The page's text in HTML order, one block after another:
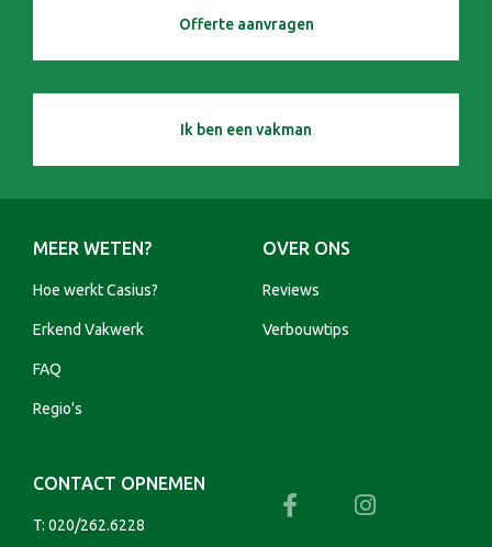
Offerte aanvragen
Ik ben een vakman
MEER WETEN?
Hoe werkt Casius?
Erkend Vakwerk
FAQ
Regio's
OVER ONS
Reviews
Verbouwtips
CONTACT OPNEMEN
T: 020/262.6228